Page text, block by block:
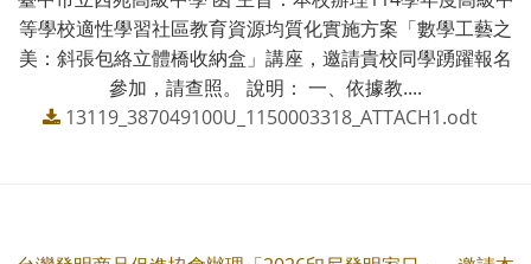
等學校適性學習社區教育資源均質化實施方案「數學工藝之
美：斜張包絡立體橋收納盒」講座，邀請貴校同學踴躍報名
參加，請查照。 說明： 一、依據教....
13119_387049100U_1150003318_ATTACH1.odt